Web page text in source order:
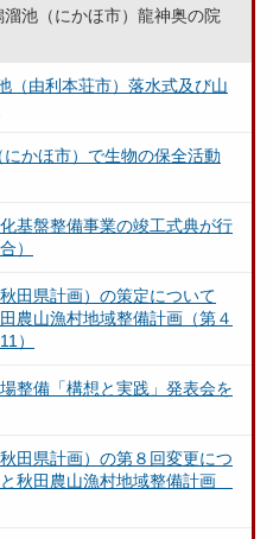
池（にかほ市）龍神奥の院
由利本荘市）落水式及び山
かほ市）で生物の保全活動
基盤整備事業の竣工式典が行
）
田県計画）の策定について
農山漁村地域整備計画（第４
）
整備「構想と実践」発表会を
田県計画）の第８回変更につ
秋田農山漁村地域整備計画